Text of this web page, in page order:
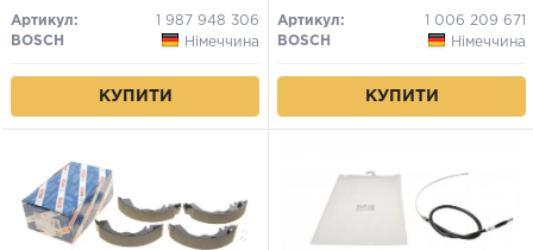
Артикул:
1 987 948 306
BOSCH
Німеччина
КУПИТИ
Артикул:
1 006 209 671
BOSCH
Німеччина
КУПИТИ